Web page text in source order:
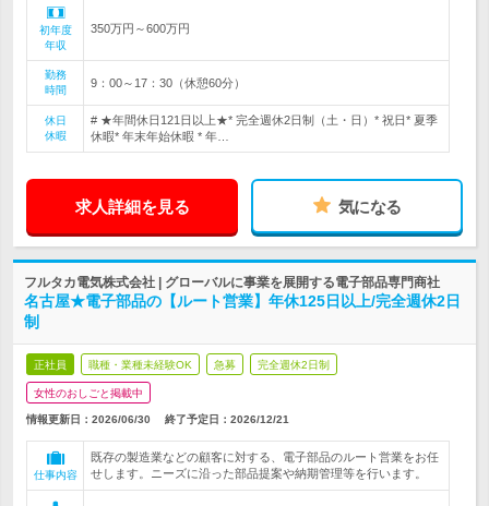
初年度
年収
350万円～600万円
勤務
時間
9：00～17：30（休憩60分）
休日
休暇
# ★年間休日121日以上★* 完全週休2日制（土・日）* 祝日* 夏季
休暇* 年末年始休暇 * 年…
求人詳細を見る 気になる
フルタカ電気株式会社 | グローバルに事業を展開する電子部品専門商社
名古屋★電子部品の【ルート営業】年休125日以上/完全週休2日
制
正社員 職種・業種未経験OK 急募 完全週休2日制
女性のおしごと掲載中
情報更新日：2026/06/30 終了予定日： 2026/12/21
仕事内容
既存の製造業などの顧客に対する、電子部品のルート営業をお任
せします。ニーズに沿った部品提案や納期管理等を行います。